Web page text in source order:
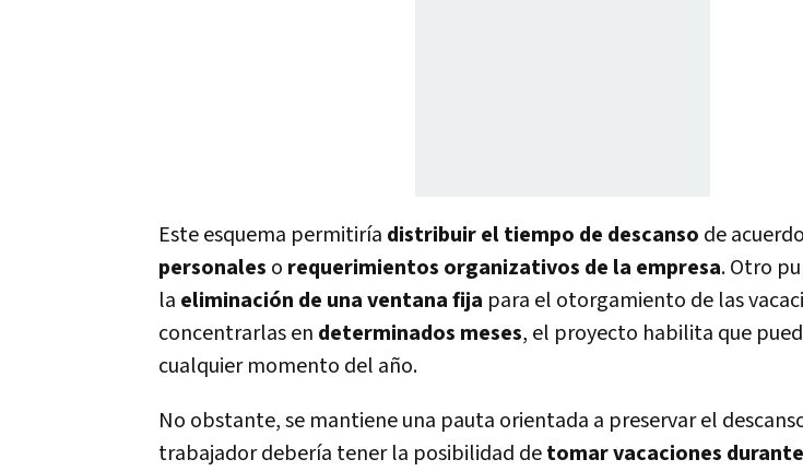
Este esquema permitiría distribuir el tiempo de descanso de
personales o requerimientos organizativos de la empresa. Otro
la eliminación de una ventana fija para el otorgamiento de las
concentrarlas en determinados meses, el proyecto habilita que
cualquier momento del año.
No obstante, se mantiene una pauta orientada a preservar el
trabajador debería tener la posibilidad detomar vacaciones